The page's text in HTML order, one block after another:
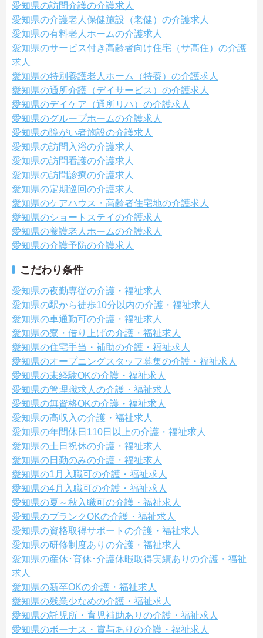
愛知県の訪問介護の介護求人
愛知県の介護老人保健施設（老健）の介護求人
愛知県の有料老人ホームの介護求人
愛知県のサービス付き高齢者向け住宅（サ高住）の介護
求人
愛知県の特別養護老人ホーム（特養）の介護求人
愛知県の通所介護（デイサービス）の介護求人
愛知県のデイケア（通所リハ）の介護求人
愛知県のグループホームの介護求人
愛知県の障がい者施設の介護求人
愛知県の訪問入浴の介護求人
愛知県の訪問看護の介護求人
愛知県の訪問診療の介護求人
愛知県の定期巡回の介護求人
愛知県のケアハウス・高齢者住宅地の介護求人
愛知県のショートステイの介護求人
愛知県の養護老人ホームの介護求人
愛知県の介護予防の介護求人
こだわり条件
愛知県の夜勤専従の介護・福祉求人
愛知県の駅から徒歩10分以内の介護・福祉求人
愛知県の車通勤可の介護・福祉求人
愛知県の寮・借り上げの介護・福祉求人
愛知県の住宅手当・補助の介護・福祉求人
愛知県のオープニングスタッフ募集の介護・福祉求人
愛知県の未経験OKの介護・福祉求人
愛知県の管理職求人の介護・福祉求人
愛知県の無資格OKの介護・福祉求人
愛知県の高収入の介護・福祉求人
愛知県の年間休日110日以上の介護・福祉求人
愛知県の土日祝休の介護・福祉求人
愛知県の日勤のみの介護・福祉求人
愛知県の1月入職可の介護・福祉求人
愛知県の4月入職可の介護・福祉求人
愛知県の夏～秋入職可の介護・福祉求人
愛知県のブランクOKの介護・福祉求人
愛知県の資格取得サポートの介護・福祉求人
愛知県の研修制度ありの介護・福祉求人
愛知県の産休･育休･介護休暇取得実績ありの介護・福祉
求人
愛知県の新卒OKの介護・福祉求人
愛知県の残業少なめの介護・福祉求人
愛知県の託児所・育児補助ありの介護・福祉求人
愛知県のボーナス・賞与ありの介護・福祉求人